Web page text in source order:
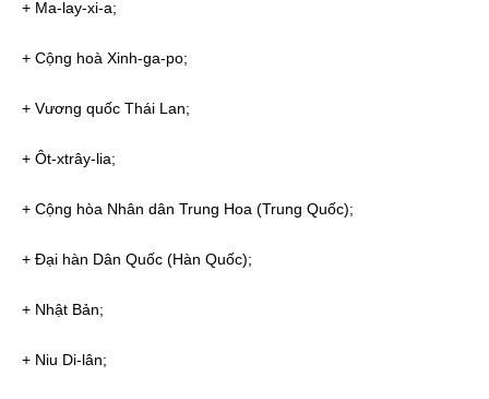
+ Ma-lay-xi-a;
+ Cộng hoà Xinh-ga-po;
+ Vương quốc Thái Lan;
+ Ôt-xtrây-lia;
+ Cộng hòa Nhân dân Trung Hoa (Trung Quốc);
+ Đại hàn Dân Quốc (Hàn Quốc);
+ Nhật Bản;
+ Niu Di-lân;